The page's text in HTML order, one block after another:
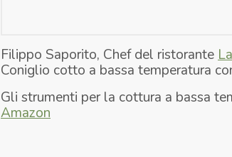
Filippo Saporito, Chef del ristorante
Coniglio cotto a bassa temperatura
Gli strumenti per la cottura a bassa
Amazon